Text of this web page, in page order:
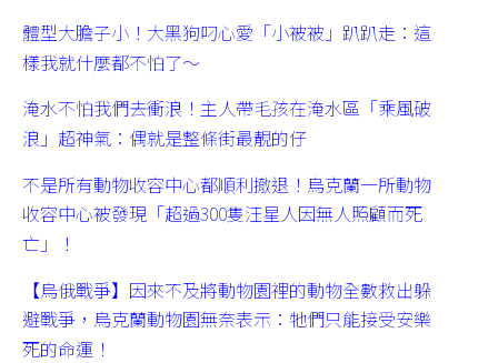
體型大膽子小！大黑狗叼心愛「小被被」趴趴走：這
樣我就什麼都不怕了～
淹水不怕我們去衝浪！主人帶毛孩在淹水區「乘風破
浪」超神氣：偶就是整條街最靚的仔
不是所有動物收容中心都順利撤退！烏克蘭一所動物
收容中心被發現「超過300隻汪星人因無人照顧而死
亡」！
【烏俄戰爭】因來不及將動物園裡的動物全數救出躲
避戰爭，烏克蘭動物園無奈表示：牠們只能接受安樂
死的命運！